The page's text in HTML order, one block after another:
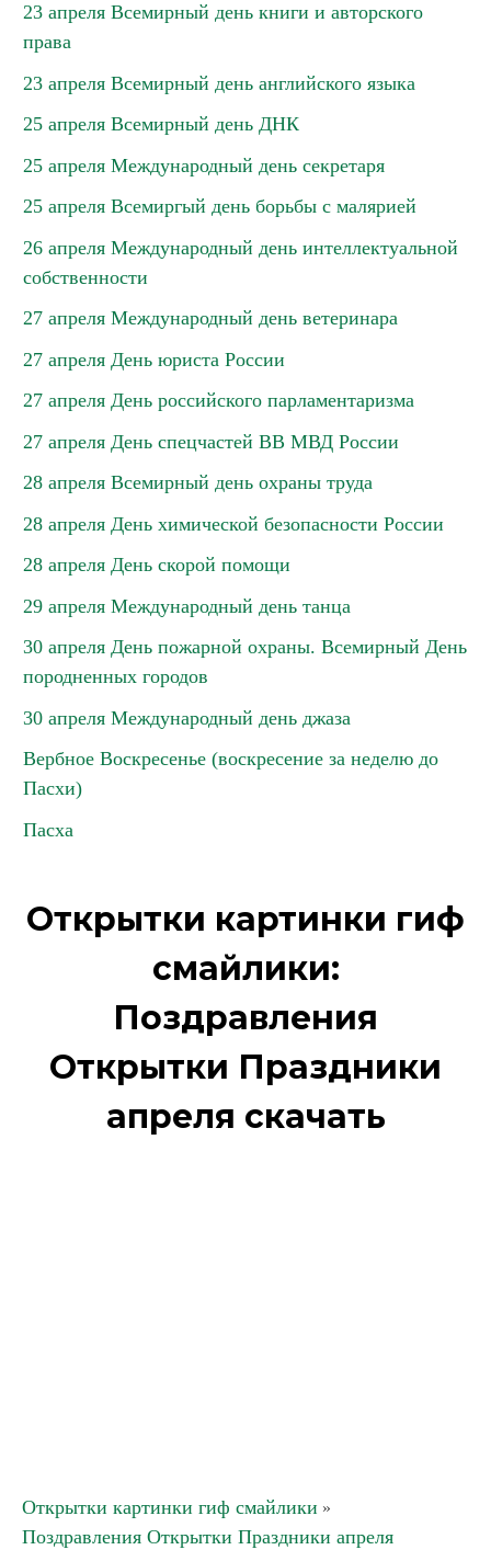
23 апреля Всемирный день книги и авторского
права
23 апреля Всемирный день английского языка
25 апреля Всемирный день ДНК
25 апреля Международный день секретаря
25 апреля Всемиргый день борьбы с малярией
26 апреля Международный день интеллектуальной
собственности
27 апреля Международный день ветеринара
27 апреля День юриста России
27 апреля День российского парламентаризма
27 апреля День спецчастей ВВ МВД России
28 апреля Всемирный день охраны труда
28 апреля День химической безопасности России
28 апреля День скорой помощи
29 апреля Международный день танца
30 апреля День пожарной охраны. Всемирный День
породненных городов
30 апреля Международный день джаза
Вербное Воскресенье (воскресение за неделю до
Пасхи)
Пасха
Открытки картинки гиф
смайлики:
Поздравления
Открытки Праздники
апреля скачать
Открытки картинки гиф смайлики »
Поздравления Открытки Праздники апреля